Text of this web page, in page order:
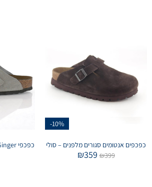
-10%
כפכפים אנטומים סגורים מלפנים – סולי
₪399
₪359